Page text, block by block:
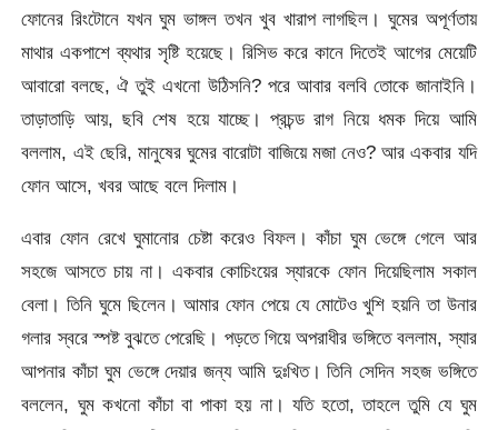
ফোনের রিংটোনে যখন ঘুম ভাঙ্গল তখন খুব খারাপ লাগছিল। ঘুমের অপূর্ণতায়
মাথার একপাশে ব্যথার সৃষ্টি হয়েছে। রিসিভ করে কানে দিতেই আগের মেয়েটি
আবারো বলছে, ঐ তুই এখনো উঠিসনি? পরে আবার বলবি তোকে জানাইনি।
তাড়াতাড়ি আয়, ছবি শেষ হয়ে যাচ্ছে। প্রচন্ড রাগ নিয়ে ধমক দিয়ে আমি
বললাম, এই ছেরি, মানুষের ঘুমের বারোটা বাজিয়ে মজা নেও? আর একবার যদি
ফোন আসে, খবর আছে বলে দিলাম।
এবার ফোন রেখে ঘুমানোর চেষ্টা করেও বিফল। কাঁচা ঘুম ভেঙ্গে গেলে আর
সহজে আসতে চায় না। একবার কোচিংয়ের স্যারকে ফোন দিয়েছিলাম সকাল
বেলা। তিনি ঘুমে ছিলেন। আমার ফোন পেয়ে যে মোটেও খুশি হয়নি তা উনার
গলার স্বরে স্পষ্ট বুঝতে পেরেছি। পড়তে গিয়ে অপরাধীর ভঙ্গিতে বললাম, স্যার
আপনার কাঁচা ঘুম ভেঙ্গে দেয়ার জন্য আমি দুঃখিত। তিনি সেদিন সহজ ভঙ্গিতে
বললেন, ঘুম কখনো কাঁচা বা পাকা হয় না। যতি হতো, তাহলে তুমি যে ঘুম